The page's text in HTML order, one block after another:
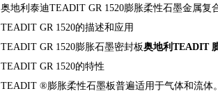
奥地利泰迪TEADIT GR 1520膨胀柔性石墨金属复
TEADIT GR 1520的描述和应用
TEADIT GR 1520膨胀石墨密封板奥地利TEADIT
TEADIT GR 1520的特性
TEADIT ®膨胀柔性石墨板普遍适用于气体和流体